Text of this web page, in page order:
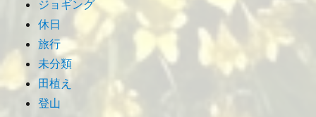
ジョギング
休日
旅行
未分類
田植え
登山